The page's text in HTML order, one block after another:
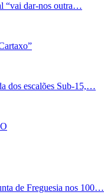
“vai dar-nos outra…
dos escalões Sub-15,…
de Freguesia nos 100…